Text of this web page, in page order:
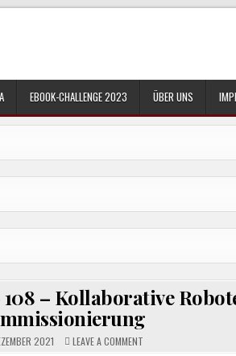
EBOOK-CHALLENGE 2023 ÜBER UNS
– Kollaborative
2021 LEAVE A COMMENTON